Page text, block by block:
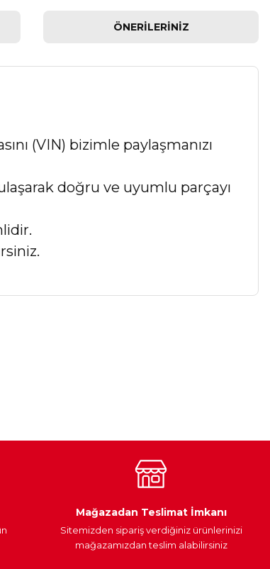
ÖNERILERINIZ
(VIN) bizimle paylaşmanızı
doğru ve uyumlu parçayı
Yedek Parça
Mağazadan Teslimat İmkanı
Sitemizden sipariş verdiğiniz ürünlerinizi
mağazamızdan teslim alabilirsiniz